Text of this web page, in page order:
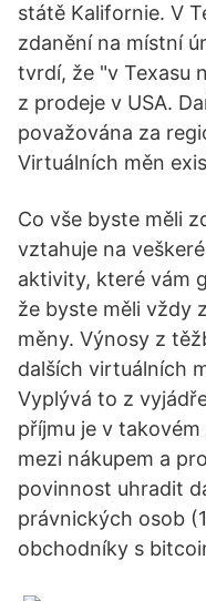
státě Kalifornie. V
zdanění na místní
tvrdí, že "v Texasu
z prodeje v USA.
považována za
Virtuálních měn
Co vše byste měli
vztahuje na
aktivity, které vám
že byste měli vždy
měny. Výnosy z
dalších virtuálních
Vyplývá to z
příjmu je v
mezi nákupem a
povinnost uhradit
právnických osob
obchodníky s